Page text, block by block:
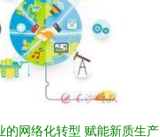
的网络化转型 赋能新质生产